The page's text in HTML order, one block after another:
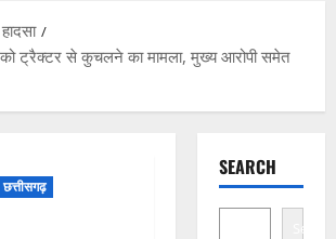
ट्रैक्टर से कुचलने का मामला, मुख्य आरोपी समेत
छत्तीसगढ़
SEARCH
Search